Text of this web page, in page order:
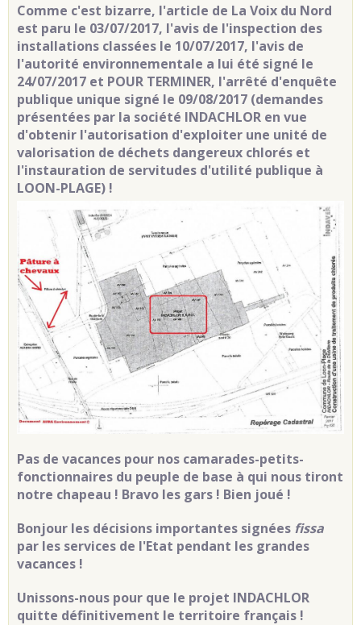
Comme c'est bizarre, l'article de La Voix du Nord
est paru le 03/07/2017, l'avis de l'inspection des
installations classées le 10/07/2017, l'avis de
l'autorité environnementale a lui été signé le
24/07/2017 et POUR TERMINER, l'arrêté d'enquête
publique unique signé le 09/08/2017 (demandes
présentées par la société INDACHLOR en vue
d'obtenir l'autorisation d'exploiter une unité de
valorisation de déchets dangereux chlorés et
l'instauration de servitudes d'utilité publique à
LOON-PLAGE) !
Pas de vacances pour nos camarades-petits-
fonctionnaires du peuple de base à qui nous tiront
notre chapeau ! Bravo les gars ! Bien joué !
Bonjour les décisions importantes signées fissa
par les services de l'Etat pendant les grandes
vacances !
Unissons-nous pour que le projet INDACHLOR
quitte définitivement le territoire français !